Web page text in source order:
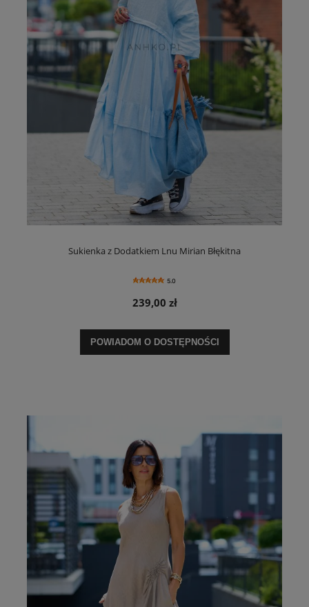
Sukienka z Dodatkiem Lnu Mirian Błękitna
5.0
239,00 zł
POWIADOM O DOSTĘPNOŚCI